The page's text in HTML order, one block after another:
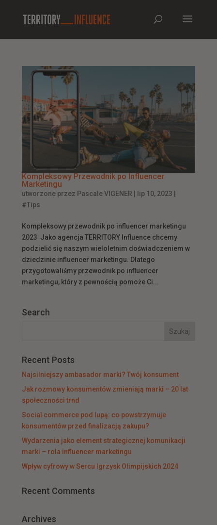
Kompleksowy Przewodnik po Influencer
Marketingu
utworzone przez Pascale VIGENER lip 10, 2023
#Tips
Kompleksowy przewodnik po influencer marketingu
2023 Jako agencja TERRITORY Influence chcemy
podzielić się naszym wieloletnim doświadczeniem w
dziedzinie influencer marketingu. Dlatego
przygotowaliśmy przewodnik po influencer
marketingu, który z pewnością pomoże Ci...
Search
Recent Posts
Najsilniejszy ambasador marki? Twój konsument
Jak rozmowy konsumentów zmieniają marki – 20 lat
społeczności trnd
Social commerce pod lupą: co powstrzymuje
konsumentów przed finalizacją zakupu?
Wydarzenia jako element strategicznej komunikacji
marki – rola influencer marketingu
Wpływ cyfrowy w Sercu Igrzysk Olimpijskich 2024
Recent Comments
Archives